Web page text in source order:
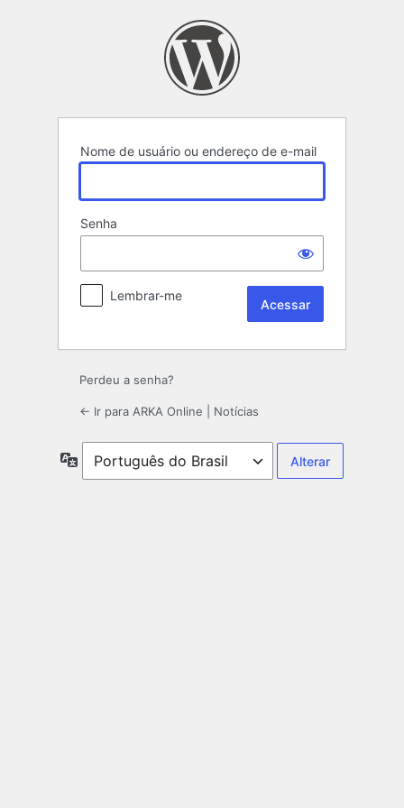
Nome de usuário ou endereço de e-mail
Senha
Lembrar-me
Perdeu a senha?
← Ir para ARKA Online | Notícias
Idioma